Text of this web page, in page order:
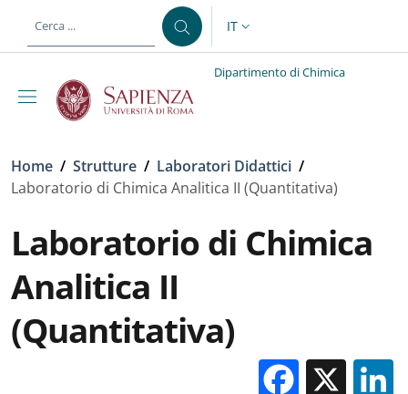
al contenuto principale
SELETTORE LINGUA:
IT
Dipartimento di Chimica
Briciole di pane
Home / Strutture / Laboratori Didattici /
Laboratorio di Chimica Analitica II (Quantitativa)
Laboratorio di Chimica
Analitica II
(Quantitativa)
X